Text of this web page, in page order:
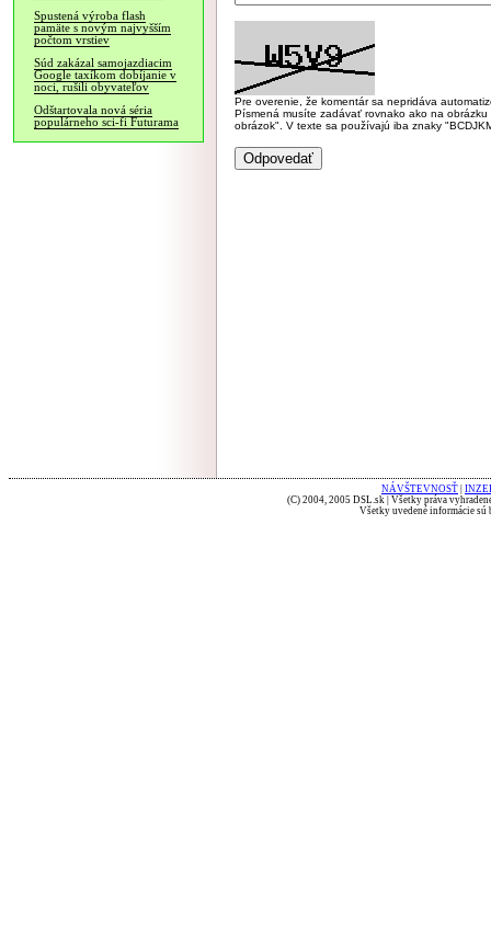
Spustená výroba flash
pamäte s novým najvyšším
počtom vrstiev
Súd zakázal samojazdiacim
Google taxíkom dobíjanie v
noci, rušili obyvateľov
Odštartovala nová séria
populárneho sci-fi Futurama
Pre overenie, že komentár sa nepridáva
Písmená musíte zadávať rovnako ako na
obrázok". V texte sa používajú iba znaky
NÁVŠTEVNOSŤ
(C) 2004, 2005 DSL.sk | Všetky práva
Všetky uvedené informácie sú